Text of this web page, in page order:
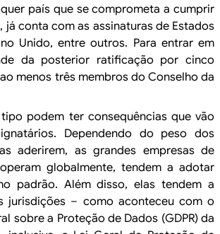
país que secomprometa a cumprir
já conta com as assinaturas de Estados
Unido, entre outros. Para entrar em
da posterior ratificação por cinco
menos três membros do Conselho da
podem ter consequências que vão
Dependendodo peso dos
aderirem, as grandes empresas de
operam globalmente, tendem a adotar
padrão. Além disso, elas tendem a
jurisdições – como aconteceu com o
sobre a Proteção de Dados (GDPR) da